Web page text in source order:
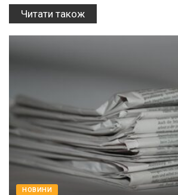
Читати також
НОВИНИ